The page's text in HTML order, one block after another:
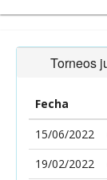
Torneos
Fecha
15/06/2022
19/02/2022